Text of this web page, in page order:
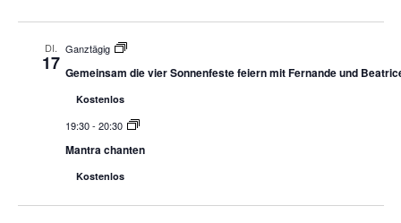
DI.
17
Ganztägig
Gemeinsam die vier Sonnenfeste feiern mit Fernande und
Kostenlos
19:30- 20:30
Mantra chanten
Kostenlos